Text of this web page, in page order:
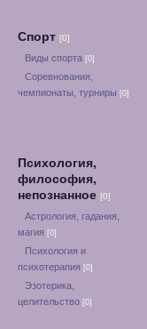
Спорт [0]
Виды спорта [0]
Соревнования,
чемпионаты, турниры [0]
Психология,
философия,
непознанное [0]
Астрология, гадания,
магия [0]
Психология и
психотерапия [0]
Эзотерика,
целительство [0]